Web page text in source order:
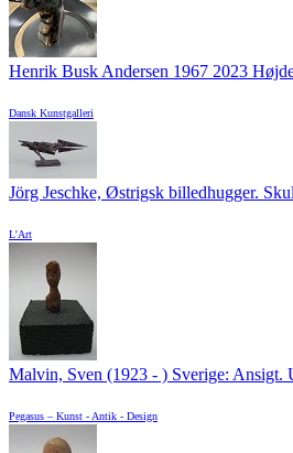
Henrik Busk Andersen 1967 2023
Dansk Kunstgalleri
Jörg Jeschke, Østrigsk billedhugger.
L'Art
Malvin, Sven (1923 - ) Sverige: Ansigt.
Pegasus – Kunst - Antik - Design